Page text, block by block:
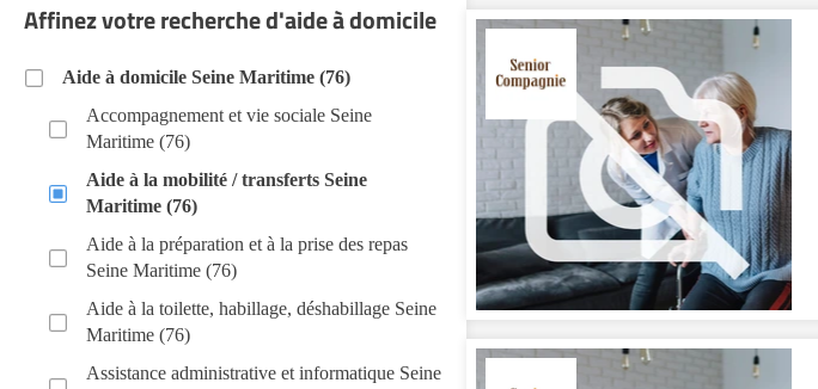
Affinez votre recherche d'aide à domicile
Aide à domicile Seine Maritime (76)
Accompagnement et vie sociale Seine
Maritime (76)
Aide à la mobilité / transferts Seine
Maritime (76)
Aide à la préparation et à la prise des repas
Seine Maritime (76)
Aide à la toilette, habillage, déshabillage Seine
Maritime (76)
Assistance administrative et informatique Seine